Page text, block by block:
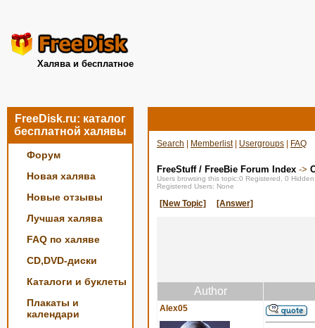
Халява и бесплатное
FreeDisk.ru: каталог
бесплатной халявы
Форум
Новая халява
Новые отзывы
Лучшая халява
FAQ по халяве
CD,DVD-диски
Каталоги и буклеты
Плакаты и
календари
Search Memberlist| Usergroups FAQ
FreeStuff / FreeBie Forum Index ->
Users browsing this topic:0 Registered, 0
Registered Users: None
[New Topic] [Answer]
Author
Alex05